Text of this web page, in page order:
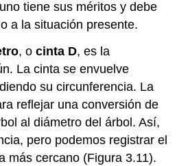
tiene sus méritos y debe
a la situación presente.
, ocinta D, es la
La cinta se envuelve
su circunferencia. La
reflejar una conversión de
al diámetro del árbol. Así,
pero podemos registrar el
más cercano (Figura 3.11).